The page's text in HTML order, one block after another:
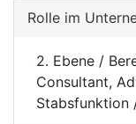
Rolle im
2. Ebene /
Consultant,
Stabsfunktion